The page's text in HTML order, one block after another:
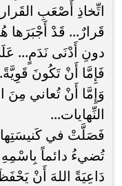
اتِّخاذِ أَصْعَبِ
قَرارٌ... قَدْ أَجْبَرَها
دونِ أَدْنَى نَدَمٍ...
فَإِمَّا أَنْ تَكُونَ
وَإِمَّا أَنْ تُعاني مِنَ
النِّهايات...
فَصَلَّتْ في
تُضيءُ دائماً
دَاعِيَةً اللهَ أَنْ